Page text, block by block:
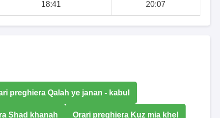
18:41 20:07
preghiera Qalah ye janan - kabul
Shad khanah Orari preghiera Kuz mia khel